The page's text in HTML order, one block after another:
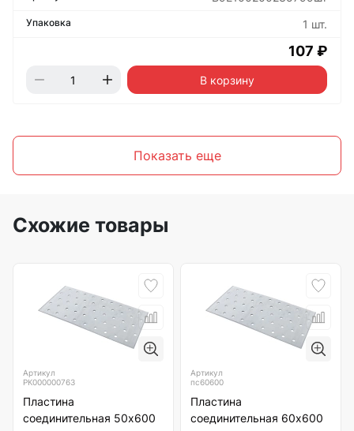
1 шт.
107 ₽
В корзину
Показать еще
Схожие товары
Артикул
РК000000763
Пластина
соединительная 50х600
Артикул
пс60600
Пластина
соединительная 60х600